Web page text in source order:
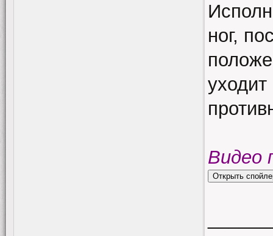
ног,
Видео